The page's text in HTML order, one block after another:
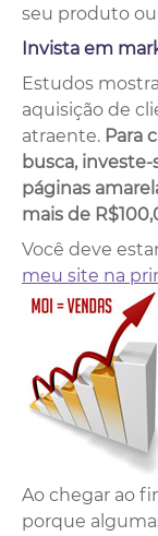
seu produto ou
Invista em
Estudos
aquisição de
atraente. Para
busca,
páginas
mais de
Você deve
meu site na
Ao chegar ao
porque